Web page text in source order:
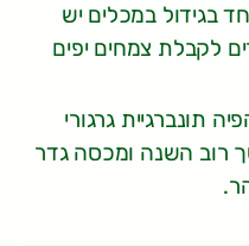
בגידול במכלים יש
לקבלת צמחים יפים
תונברגיית גרגורי
רוב השנה ומכסה גדר